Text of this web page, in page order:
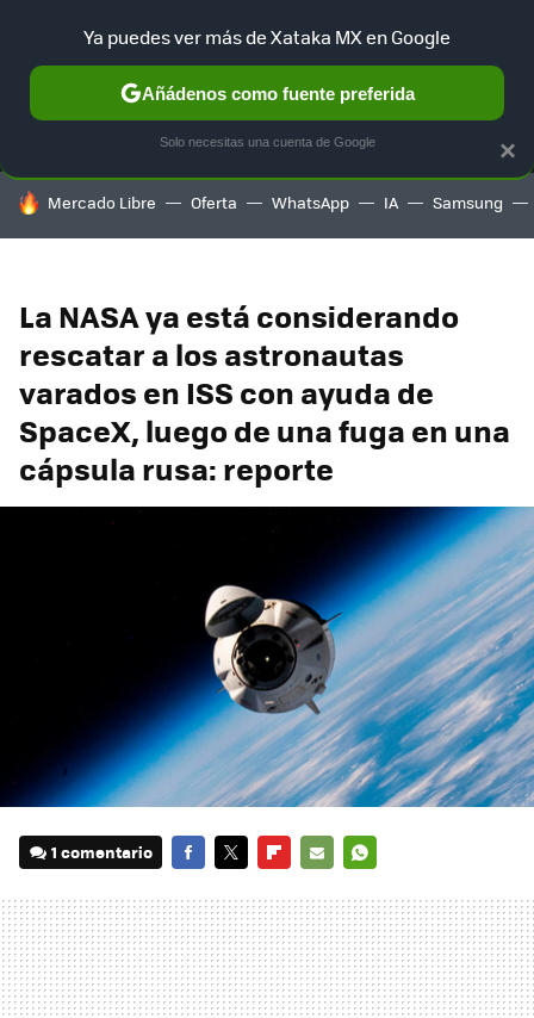
MENÚ NUEVO
GAMING HOME AUTO
HOY SE HABLA DE
Mercado Libre Oferta WhatsApp IA Samsung
La NASA ya está considerando
rescatar a los astronautas
varados en ISS con ayuda de
SpaceX, luego de una fuga en una
cápsula rusa: reporte
1 comentario
MAIL
×
Ya puedes ver más de Xataka MX en Google
Añádenos como fuente preferida
Solo necesitas una cuenta de Google